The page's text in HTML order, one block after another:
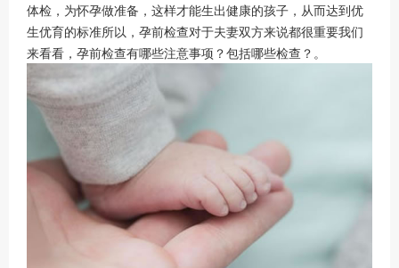
体检，为怀孕做准备，这样才能生出健康的孩子，从而达到优
生优育的标准所以，孕前检查对于夫妻双方来说都很重要我们
来看看，孕前检查有哪些注意事项？包括哪些检查？。